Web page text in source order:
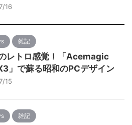
16
雑記
レトロ感覚！「Acemagic
」で蘇る昭和のPCデザイン
15
雑記